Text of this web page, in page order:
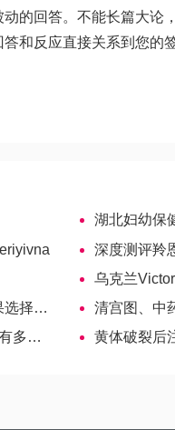
的回答。不能长篇大论
和反应直接关系到您的
湖北妇幼保健
深度测评羚
乌克兰
管婴儿
清宫图、中
？
黄体破裂后注意